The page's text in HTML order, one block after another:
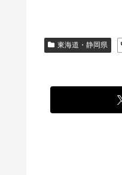
東海道・静岡県